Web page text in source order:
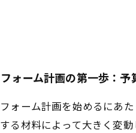
ォーム計画の第一歩：予
ォーム計画を始めるにあ
る材料によって大きく変